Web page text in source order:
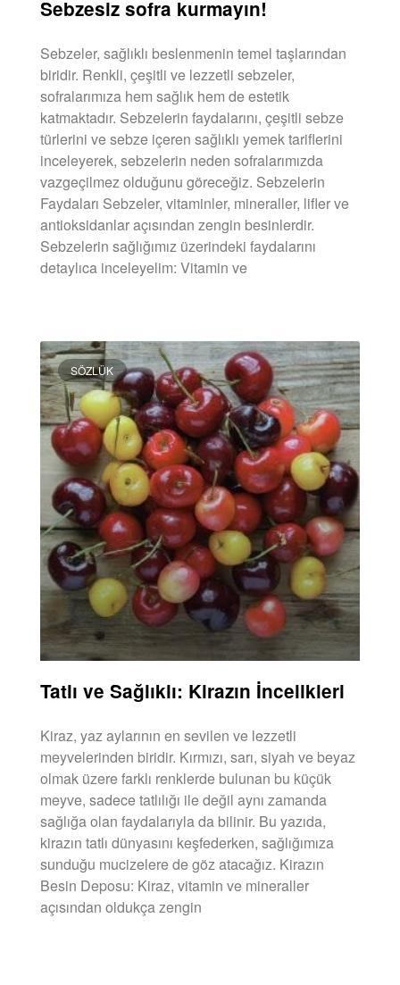
Sebzesiz sofra kurmayın!
Sebzeler, sağlıklı beslenmenin temel taşlarından
biridir. Renkli, çeşitli ve lezzetli sebzeler,
sofralarımıza hem sağlık hem de estetik
katmaktadır. Sebzelerin faydalarını, çeşitli sebze
türlerini ve sebze içeren sağlıklı yemek tariflerini
inceleyerek, sebzelerin neden sofralarımızda
vazgeçilmez olduğunu göreceğiz. Sebzelerin
Faydaları Sebzeler, vitaminler, mineraller, lifler ve
antioksidanlar açısından zengin besinlerdir.
Sebzelerin sağlığımız üzerindeki faydalarını
detaylıca inceleyelim: Vitamin ve
SÖZLÜK
Tatlı ve Sağlıklı: Kirazın İncelikleri
Kiraz, yaz aylarının en sevilen ve lezzetli
meyvelerinden biridir. Kırmızı, sarı, siyah ve beyaz
olmak üzere farklı renklerde bulunan bu küçük
meyve, sadece tatlılığı ile değil aynı zamanda
sağlığa olan faydalarıyla da bilinir. Bu yazıda,
kirazın tatlı dünyasını keşfederken, sağlığımıza
sunduğu mucizelere de göz atacağız. Kirazın
Besin Deposu: Kiraz, vitamin ve mineraller
açısından oldukça zengin